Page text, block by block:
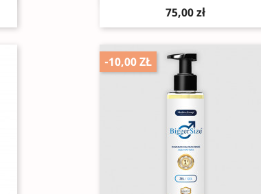
75,00 zł
-10,00 ZŁ